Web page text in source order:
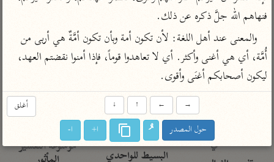
تفسير ابن القيم
تفسير ابن تيمية
عامّة
تفسير السمعاني
محاسن التأويل
للقاسمي
نظم الدرر للبقاعي
لغة وبلاغة
التحرير والتنوير
المحرر الوجيز لابن
عطية
البحر المحيط لأبي
حيان
البسيط للواحدي
تفسير النسفي
الوجيز للواحدي
موسوعة التفسير
فنهاهم الله جلَّ ذكره عن ذلك.
ليكون أصحابكم أغنَى وأقوى.
أغلق →
←
↑
↓
حول المصدر ا+ ا-